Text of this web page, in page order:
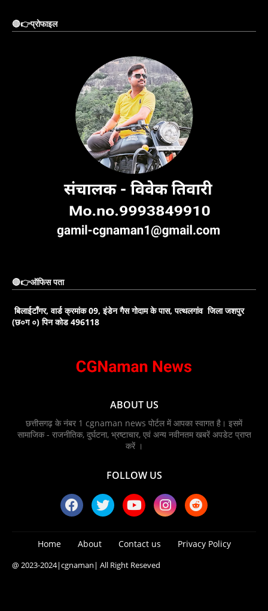
🔴👉प्रोफाइल
🔴👉ऑफिस पता
बिलाईटाँगर, वार्ड क्रमांक 09, इंडेन गैस गोदाम के पास, पत्थलगांव जिला जशपुर
(छ०ग ०) पिन कोड 496118
ABOUT US
छत्तीसगढ़ के नंबर 1 cgnaman news पोर्टल में आपका स्वागत है। इसमें
सामाजिक - राजनीतिक, दुर्घटना, भ्रष्टाचार, एवं अन्य नवीनतम खबरें अपडेट प्राप्त
करें ।
FOLLOW US
Home About Contact us Privacy Policy
@ 2023-2024|cgnaman| All Right Reseved